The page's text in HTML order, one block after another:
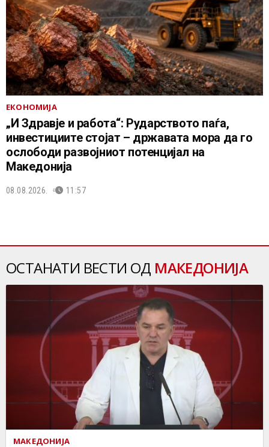
ЕКОНОМИЈА
„И Здравје и работа“: Рударството паѓа,
инвестициите стојат – државата мора да го
ослободи развојниот потенцијал на
Македонија
08.08.2026. 11:57
ОСТАНАТИ ВЕСТИ ОД МАКЕДОНИЈА
МАКЕДОНИЈА